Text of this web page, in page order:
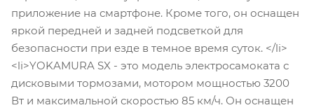
приложение на смартфоне. Кроме того, он оснащен
яркой передней и задней подсветкой для
безопасности при езде в темное время суток. </li>
<li>YOKAMURA SX - это модель электросамоката с
дисковыми тормозами, мотором мощностью 3200
Вт и максимальной скоростью 85 км/ч. Он оснащен